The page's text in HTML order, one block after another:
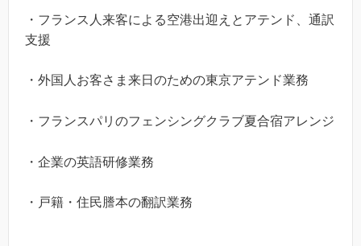
・フランス人来客による空港出迎えとアテンド、通訳
支援
・外国人お客さま来日のための東京アテンド業務
・フランスパリのフェンシングクラブ夏合宿アレンジ
・企業の英語研修業務
・戸籍・住民謄本の翻訳業務